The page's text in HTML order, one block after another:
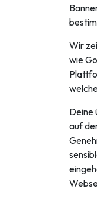
Wir
wie
Deine
auf